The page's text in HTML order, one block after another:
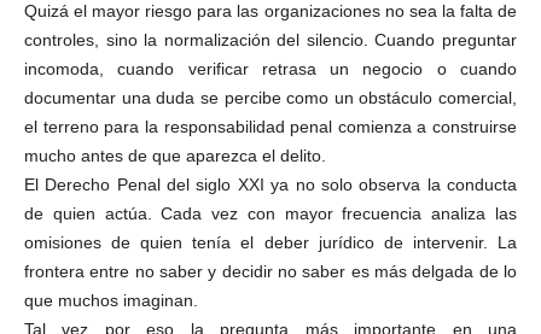
Quizá el mayor riesgo para las organizaciones no sea la falta de
controles, sino la normalización del silencio. Cuando preguntar
incomoda, cuando verificar retrasa un negocio o cuando
documentar una duda se percibe como un obstáculo comercial,
el terreno para la responsabilidad penal comienza a construirse
mucho antes de que aparezca el delito.
El Derecho Penal del siglo XXI ya no solo observa la conducta
de quien actúa. Cada vez con mayor frecuencia analiza las
omisiones de quien tenía el deber jurídico de intervenir. La
frontera entre no saber y decidir no saber es más delgada de lo
que muchos imaginan.
Tal vez por eso la pregunta más importante en una